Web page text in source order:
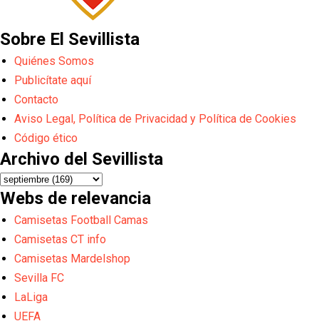
Sobre El Sevillista
Quiénes Somos
Publicítate aquí
Contacto
Aviso Legal, Política de Privacidad y Política de Cookies
Código ético
Archivo del Sevillista
Webs de relevancia
Camisetas Football Camas
Camisetas CT info
Camisetas Mardelshop
Sevilla FC
LaLiga
UEFA